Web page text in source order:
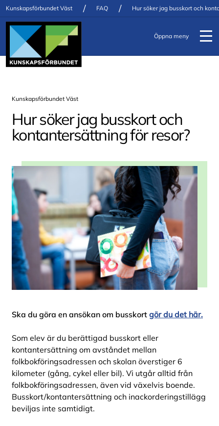
Kunskapsförbundet Väst / FAQ / Hur söker jag busskort och
Öppna meny
Kunskapsförbundet Väst
Hur söker jag busskort och
kontantersättning för resor?
Ska du göra en ansökan om busskort gör du det här.
Som elev är du berättigad busskort eller
kontantersättning om avståndet mellan
folkbokföringsadressen och skolan överstiger 6
kilometer (gång, cykel eller bil). Vi utgår alltid från
folkbokföringsadressen, även vid växelvis boende.
Busskort/kontantersättning och inackorderingstillägg
beviljas inte samtidigt.